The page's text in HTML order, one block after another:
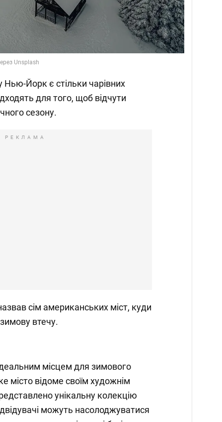
Unsplash
Нью-Йорк є стільки чарівних
для того, щоб відчути
сезону.
РЕКЛАМА
сім американських міст, куди
втечу.
місцем для зимового
місто відоме своїм художнім
унікальну колекцію
можуть насолоджуватися